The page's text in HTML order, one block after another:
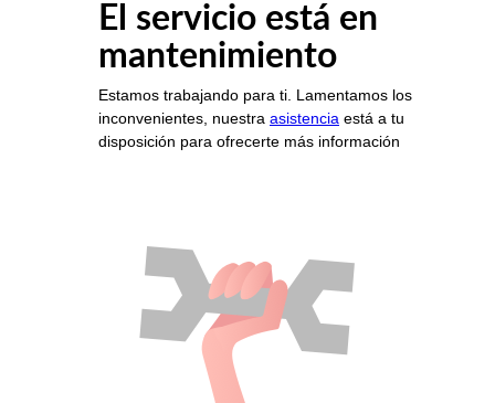
El servicio está en
mantenimiento
Estamos trabajando para ti. Lamentamos los
inconvenientes, nuestra asistencia está a tu
disposición para ofrecerte más información